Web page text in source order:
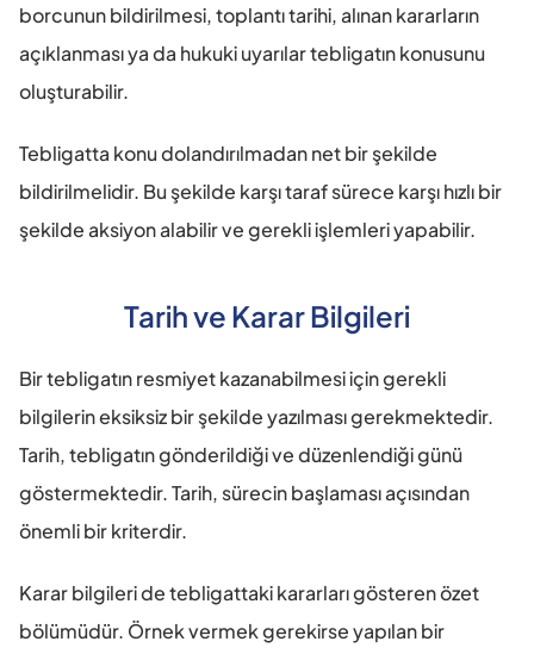
borcunun bildirilmesi, toplantı tarihi, alınan kararların
açıklanması ya da hukuki uyarılar tebligatın konusunu
oluşturabilir.
Tebligatta konu dolandırılmadan net bir şekilde
bildirilmelidir. Bu şekilde karşı taraf sürece karşı hızlı bir
şekilde aksiyon alabilir ve gerekli işlemleri yapabilir.
Tarih ve Karar Bilgileri
Bir tebligatın resmiyet kazanabilmesi için gerekli
bilgilerin eksiksiz bir şekilde yazılması gerekmektedir.
Tarih, tebligatın gönderildiği ve düzenlendiği günü
göstermektedir. Tarih, sürecin başlaması açısından
önemli bir kriterdir.
Karar bilgileri de tebligattaki kararları gösteren özet
bölümüdür. Örnek vermek gerekirse yapılan bir